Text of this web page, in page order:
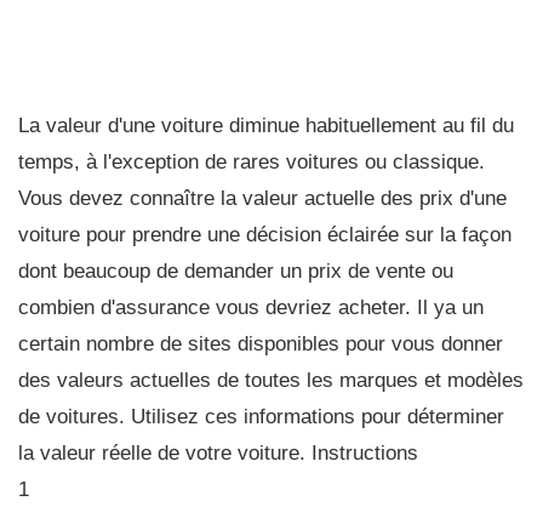
La valeur d'une voiture diminue habituellement au fil du
temps, à l'exception de rares voitures ou classique.
Vous devez connaître la valeur actuelle des prix d'une
voiture pour prendre une décision éclairée sur la façon
dont beaucoup de demander un prix de vente ou
combien d'assurance vous devriez acheter. Il ya un
certain nombre de sites disponibles pour vous donner
des valeurs actuelles de toutes les marques et modèles
de voitures. Utilisez ces informations pour déterminer
la valeur réelle de votre voiture. Instructions
1